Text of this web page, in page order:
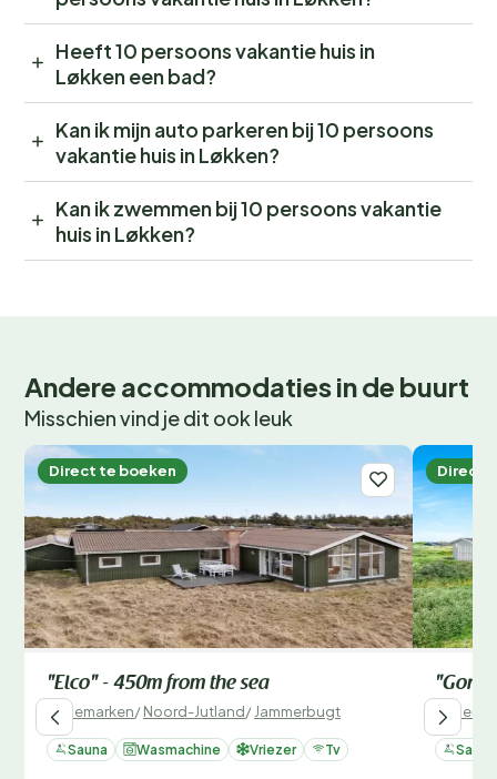
Heeft 10 persoons vakantie huis in
Løkken een bad?
Kan ik mijn auto parkeren bij 10 persoons
vakantie huis in Løkken?
Kan ik zwemmen bij 10 persoons vakantie
huis in Løkken?
Andere accommodaties in de buurt
Misschien vind je dit ook leuk
Direct te boeken
"Elco" - 450m from the sea
Denemarken/Noord-Jutland/ Jammerbugt
Sauna Wasmachine Vriezer Tv
Direct
Sauna